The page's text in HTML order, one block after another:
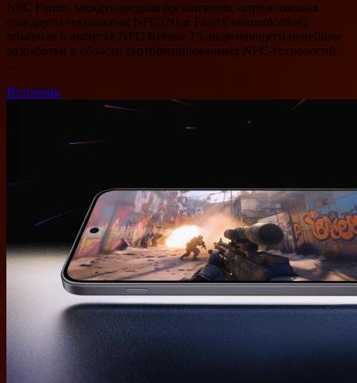
NFC Forum, международная организация, определяющая
стандарты технологии NFC (Near Field Communication),
объявила о выпуске NFC Release 15, включающего новейшие
разработки в области сертифицированных NFC-технологий.
…
Источник